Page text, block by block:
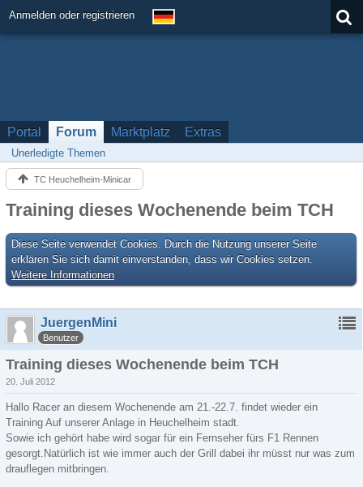
Anmelden oder registrieren
Portal Forum Marktplatz Extras
Unerledigte Themen
TC Heuchelheim-Minicar
Training dieses Wochenende beim TCH
Diese Seite verwendet Cookies. Durch die Nutzung unserer Seite
erklären Sie sich damit einverstanden, dass wir Cookies setzen.
Weitere Informationen
JuergenMini
Benutzer
Training dieses Wochenende beim TCH
20. Juli 2012
Hallo Racer an diesem Wochenende am 21.-22.7. findet wieder ein
Training Auf unserer Anlage in Heuchelheim stadt.
Sowie ich gehört habe wird sogar für ein Fernseher fürs F1 Rennen
gesorgt.Natürlich ist wie immer auch der Grill dabei ihr müsst nur was zum
drauflegen mitbringen.